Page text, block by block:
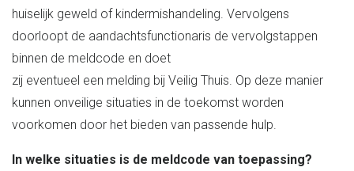
huiselijk geweld of kindermishandeling. Vervolgens
doorloopt de aandachtsfunctionaris de vervolgstappen
binnen de meldcode en doet
zij eventueel een melding bij Veilig Thuis. Op deze manier
kunnen onveilige situaties in de toekomst worden
voorkomen door het bieden van passende hulp.
In welke situaties is de meldcode van toepassing?